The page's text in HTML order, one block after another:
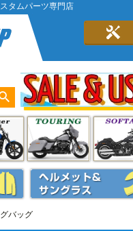
タムパーツ専門店
バッグ